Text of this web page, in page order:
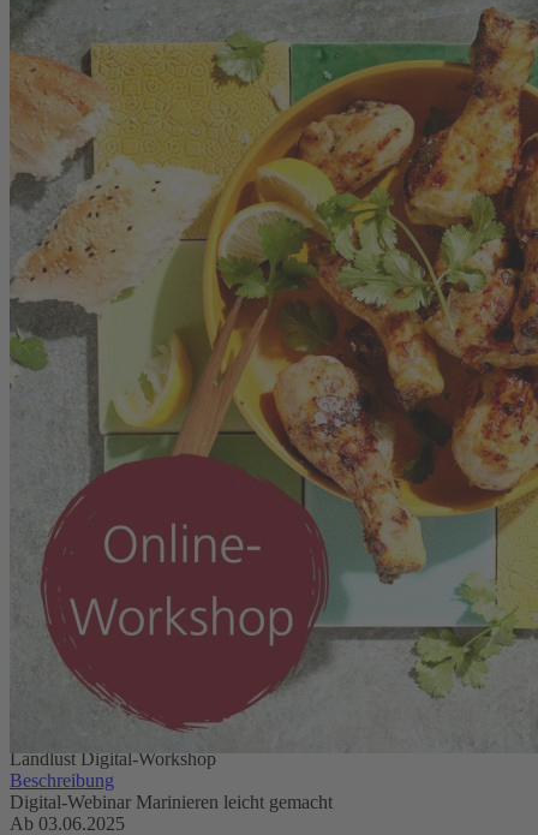
Zum Anfang der Bildergalerie springen
130062
Digital-Webinar Marinieren
leicht gemacht
Ab 03.Juni 2025
9,90 €
inkl. MwSt.
Zum Warenkorb hinzufügen
Zur Wunschliste hinzufügen
Landlust Digital-Workshop
Beschreibung
Digital-Webinar Marinieren leicht gemacht
Ab 03.06.2025